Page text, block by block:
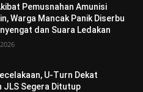
Pemusnahan Amunisi
Warga Mancak Panik Diserbu
dan Suara Ledakan
U-Turn Dekat
JLS Segera Ditutup